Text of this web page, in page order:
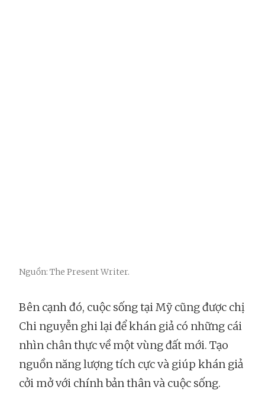
Nguồn: The Present Writer.
Bên cạnh đó, cuộc sống tại Mỹ cũng được chị
Chi nguyễn ghi lại để khán giả có những cái
nhìn chân thực về một vùng đất mới. Tạo
nguồn năng lượng tích cực và giúp khán giả
cởi mở với chính bản thân và cuộc sống.